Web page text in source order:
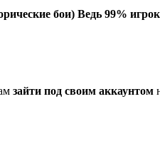
бои) Ведь 99%
зайти под своим аккаунтом